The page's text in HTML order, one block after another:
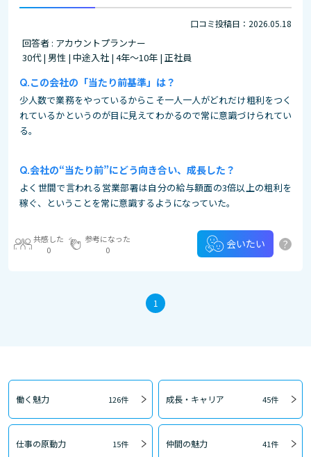
口コミ投稿日：2026.05.18
回答者 : アカウントプランナー
30代 | 男性 | 中途入社 | 4年～10年 | 正社員
この会社の「当たり前基準」は？
少人数で業務をやっているからこそ一人一人がどれだけ粗利をつく
れているかというのが目に見えてわかるので常に意識づけられてい
る。
会社の“当たり前”にどう向き合い、成長した？
よく世間で言われる営業部署は自分の給与額面の3倍以上の粗利を
稼ぐ、ということを常に意識するようになっていた。
共感した
0
参考になった
0
会いたい ?
1
働く魅力 126件 成長・キャリア 45件
仕事の原動力 15件 仲間の魅力 41件